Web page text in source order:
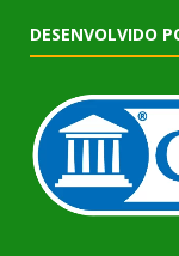
DESENVOLVIDO